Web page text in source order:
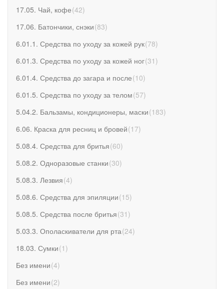
17.05. Чай, кофе(42)
17.06. Батончики, снэки(83)
6.01.1. Средства по уходу за кожей рук(78)
6.01.3. Средства по уходу за кожей ног(31 )
6.01.4. Средства до загара и после(10)
6.01.5. Средства по уходу за телом(57)
5.04.2. Бальзамы, кондиционеры, маски(183)
6.06. Краска для ресниц и бровей(17)
5.08.4. Средства для бритья(60)
5.08.2. Одноразовые станки(30)
5.08.3. Лезвия(4)
5.08.6. Средства для эпиляции(15)
5.08.5. Средства после бритья(31 )
5.03.3. Ополаскиватели для рта(24)
18.03. Сумки(1 )
Без имени(4)
Без имени(2)